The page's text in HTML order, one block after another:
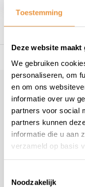
Toestemming
Deze website
We gebruiken
personaliseren, om
en om ons
informatie over uw
partners voor social
partners kunnen
informatie die u aan
verzameld op basis
Noodzakelijk
Veelgestelde
+31 78 780